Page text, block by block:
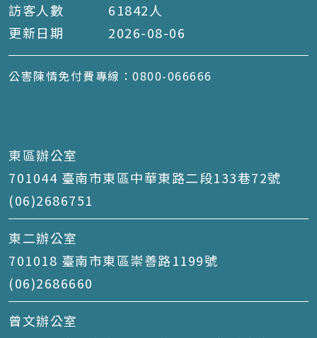
訪客人數
61842 人
更新日期
2026-08-06
公害陳情免付費專線：0800-066666
東區辦公室
701044 臺南市東區中華東路二段133巷72號
(06)2686751
東二辦公室
701018 臺南市東區崇善路1199號
(06)2686660
曾文辦公室